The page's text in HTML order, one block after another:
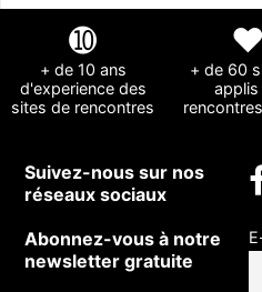
➓
+ de 10 ans
d'experience des
sites de rencontres
❤
+ de 60
applis
Suivez-nous sur nos
réseaux sociaux
Abonnez-vous à notre
newsletter gratuite